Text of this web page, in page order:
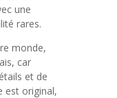
une
rares.
monde,
car
et de
est original,